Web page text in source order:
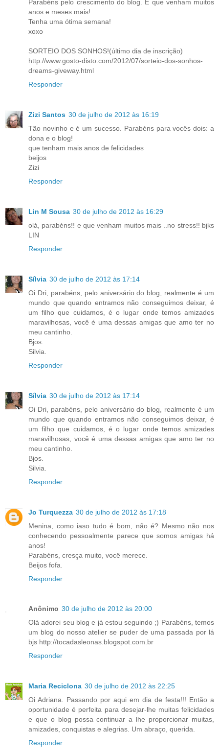
Parabéns pelo crescimento do blog. E que venham muitos
anos e meses mais!
Tenha uma ótima semana!
xoxo
SORTEIO DOS SONHOS!(último dia de inscrição)
http://www.gosto-disto.com/2012/07/sorteio-dos-sonhos-
dreams-giveway.html
Responder
Zizi Santos 30 de julho de 2012 às 16:19
Tão novinho e é um sucesso. Parabéns para vocês dois: a
dona e o blog!
que tenham mais anos de felicidades
beijos
Zizi
Responder
Lin M Sousa 30 de julho de 2012 às 16:29
olá, parabéns!! e que venham muitos mais ..no stress!! bjks
LIN
Responder
Sílvia 30 de julho de 2012 às 17:14
Oi Dri, parabéns, pelo aniversário do blog, realmente é um
mundo que quando entramos não conseguimos deixar, é
um filho que cuidamos, é o lugar onde temos amizades
maravilhosas, você é uma dessas amigas que amo ter no
meu cantinho.
Bjos.
Silvia.
Responder
Sílvia 30 de julho de 2012 às 17:14
Oi Dri, parabéns, pelo aniversário do blog, realmente é um
mundo que quando entramos não conseguimos deixar, é
um filho que cuidamos, é o lugar onde temos amizades
maravilhosas, você é uma dessas amigas que amo ter no
meu cantinho.
Bjos.
Silvia.
Responder
Jo Turquezza 30 de julho de 2012 às 17:18
Menina, como iaso tudo é bom, não é? Mesmo não nos
conhecendo pessoalmente parece que somos amigas há
anos!
Parabéns, cresça muito, você merece.
Beijos fofa.
Responder
Anônimo 30 de julho de 2012 às 20:00
Olá adorei seu blog e já estou seguindo ;) Parabéns, temos
um blog do nosso atelier se puder de uma passada por lá
bjs http://tocadasleonas.blogspot.com.br
Responder
Maria Reciclona 30 de julho de 2012 às 22:25
Oi Adriana. Passando por aqui em dia de festa!!! Então a
oportunidade é perfeita para desejar-lhe muitas felicidades
e que o blog possa continuar a lhe proporcionar muitas,
amizades, conquistas e alegrias. Um abraço, querida.
Responder